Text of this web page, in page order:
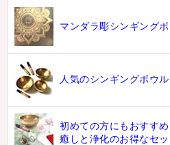
マンダラ彫シンギング
人気のシンギングボウ
初めての方にもおすすめ
癒しと浄化のお得なセッ